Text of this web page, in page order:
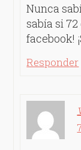
Nunca
sabía si
facebook!
Responder